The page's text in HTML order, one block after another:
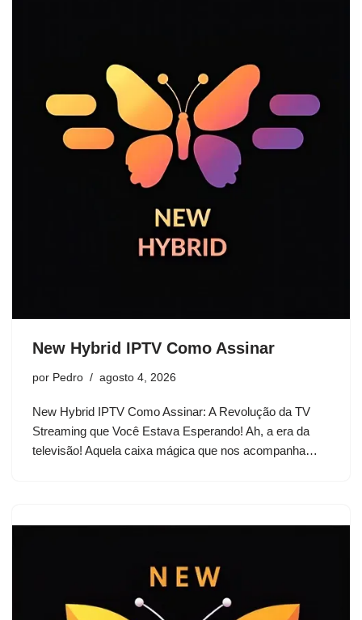
New Hybrid IPTV Como Assinar
por Pedro agosto 4, 2026
New Hybrid IPTV Como Assinar: A Revolução da TV
Streaming que Você Estava Esperando! Ah, a era da
televisão! Aquela caixa mágica que nos acompanha…